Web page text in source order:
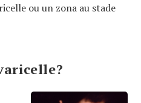
ou un zona au stade